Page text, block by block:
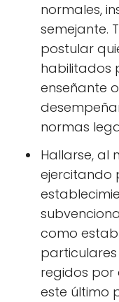
normales,
semejante.
postular
habilitados
enseñante
normas
Hallarse, al
ejercitando
como
regidos por
este último